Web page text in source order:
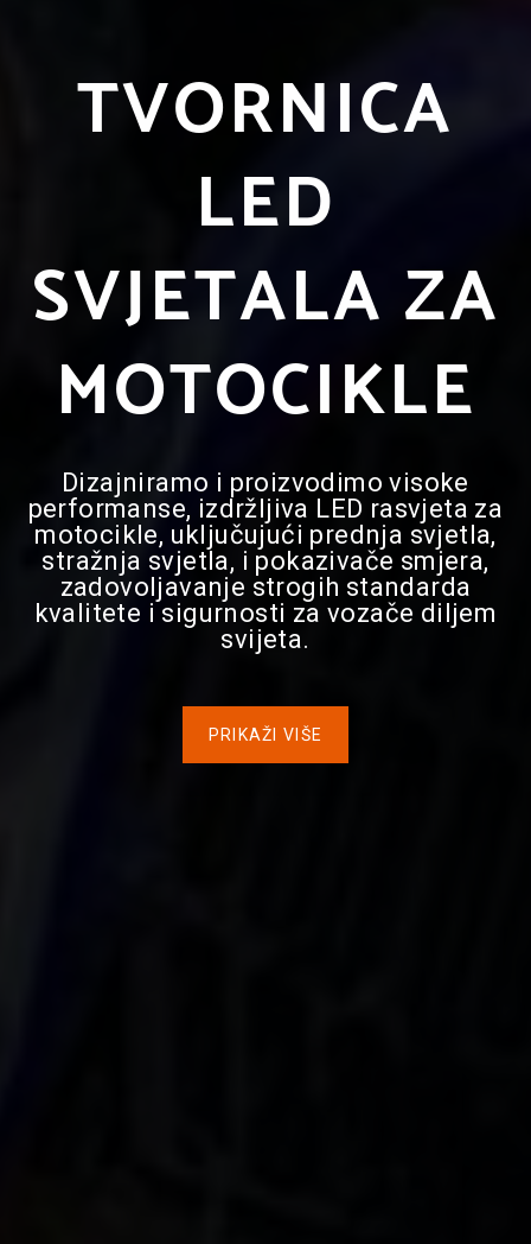
TVORNICA
LED
SVJETALA ZA
MOTOCIKLE
Dizajniramo i proizvodimo visoke
performanse, izdržljiva LED rasvjeta za
motocikle, uključujući prednja svjetla,
stražnja svjetla, i pokazivače smjera,
zadovoljavanje strogih standarda
kvalitete i sigurnosti za vozače diljem
svijeta.
PRIKAŽI VIŠE